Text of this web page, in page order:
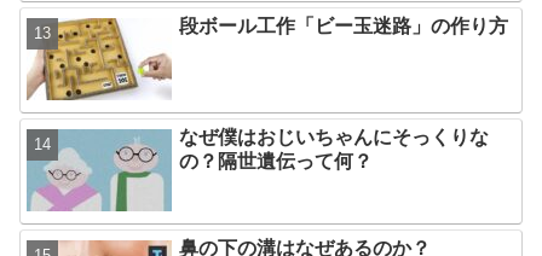
段ボール工作「ビー玉迷路」の作り方
なぜ僕はおじいちゃんにそっくりな
の？隔世遺伝って何？
鼻の下の溝はなぜあるのか？